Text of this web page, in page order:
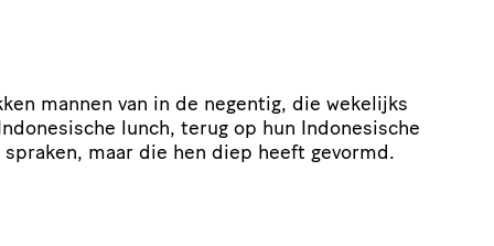
mannen van in de negentig, die wekelijks
lunch, terug op hun Indonesische
maar die hen diep heeft gevormd.